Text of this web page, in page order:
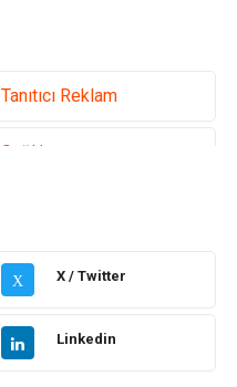
Tanıtıcı Reklam
Sağlık
Elektrik Elektronik
Moda
X X / Twitter
Linkedin